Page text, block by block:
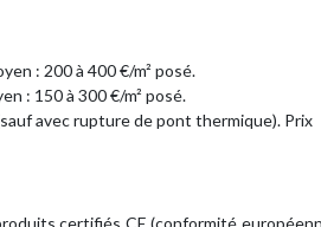
: 200 à 400 €/m² posé.
: 150 à 300 €/m² posé.
avec rupture de pont thermique). Prix
certifiés CE (conformité